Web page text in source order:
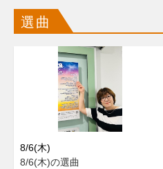
選曲
8/6(木)
8/6(木)の選曲